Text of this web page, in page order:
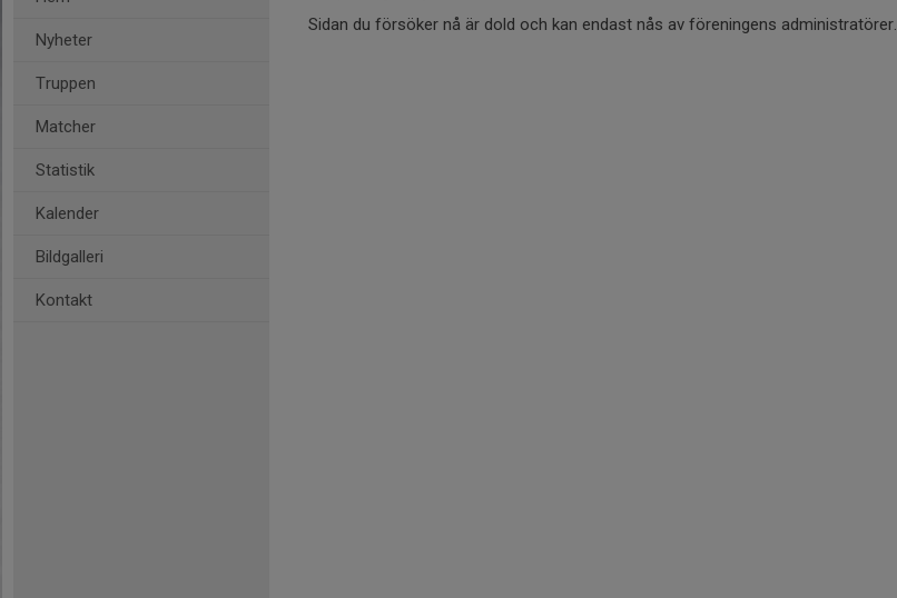
Nyheter
Truppen
Matcher
Statistik
Kalender
Bildgalleri
Kontakt
Sidan du försöker nå är dold och kan endast nås av föreningens administratörer.